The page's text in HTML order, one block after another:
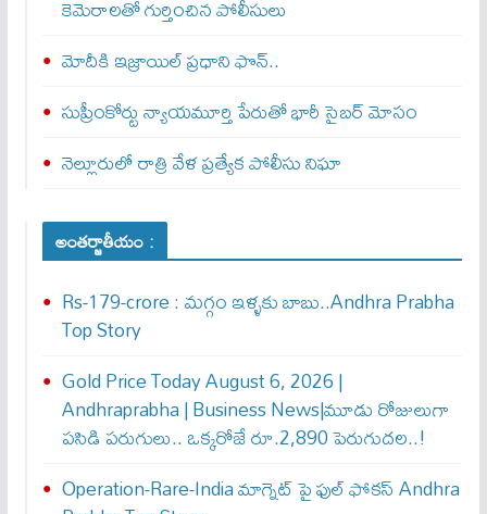
కెమెరాలతో గుర్తించిన పోలీసులు
మోదీకి ఇజ్రాయిల్ ప్ర‌ధాని ఫొన్..
సుప్రీంకోర్టు న్యాయమూర్తి పేరుతో భారీ సైబర్ మోసం
నెల్లూరులో రాత్రి వేళ ప్రత్యేక పోలీసు నిఘా
అంతర్జాతీయం :
Rs-179-crore : మ‌గ్గం ఇళ్ళ‌కు బాబు..Andhra Prabha
Top Story
Gold Price Today August 6, 2026 |
Andhraprabha | Business News|మూడు రోజులుగా
పసిడి పరుగులు.. ఒక్కరోజే రూ.2,890 పెరుగుద‌ల‌..!
Operation-Rare-India మాగ్నెట్ పై ఫుల్ ఫోక‌స్ Andhra